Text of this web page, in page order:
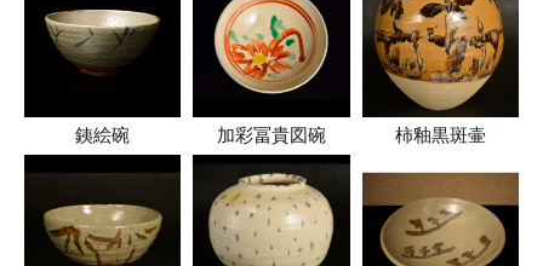
銕絵碗 加彩冨貴図碗 柿釉黒斑壷